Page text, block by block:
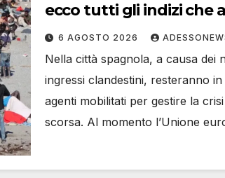
ecco tutti gli indizi che
l’Europa e l’intelligence
6 AGOSTO 2026
Nella città spagnola, a causa dei
ingressi clandestini, resteranno
agenti mobilitati per gestire la
scorsa. Al momento l’Unione